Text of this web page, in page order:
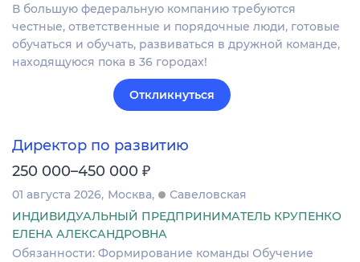
В большую федеральную компанию требуются
честные, ответственные и порядочные люди, готовые
обучаться и обучать, развиваться в дружной команде,
находящуюся пока в 36 городах!
Откликнуться
Директор по развитию
250 000–450 000 ₽
01 августа 2026 Москва
Савеловская
ИНДИВИДУАЛЬНЫЙ ПРЕДПРИНИМАТЕЛЬ КРУПЕНКО
ЕЛЕНА АЛЕКСАНДРОВНА
Обязанности: Формирование команды Обучение